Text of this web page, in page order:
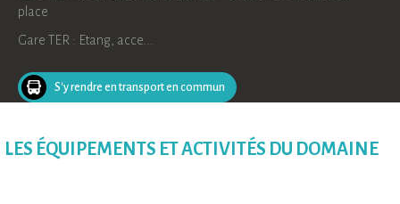
place
Gare TER : Etang, acce...
S'y rendre en transport en commun
LES ÉQUIPEMENTS ET ACTIVITÉS DU DOMAINE